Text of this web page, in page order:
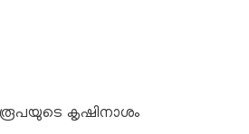
രൂപയുടെ കൃഷിനാശം